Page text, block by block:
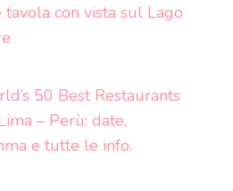
con vista sul Lago
50 Best Restaurants
– Perù: date,
e tutte le info.